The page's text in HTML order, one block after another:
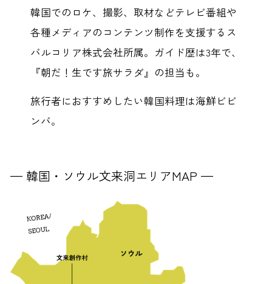
韓国でのロケ、撮影、取材などテレビ番組や
各種メディアのコンテンツ制作を支援するス
バルコリア株式会社所属。ガイド歴は3年で、
『朝だ！生です旅サラダ』の担当も。
旅行者におすすめしたい韓国料理は海鮮ビビ
ンバ。
— 韓国・ソウル文来洞エリアMAP —